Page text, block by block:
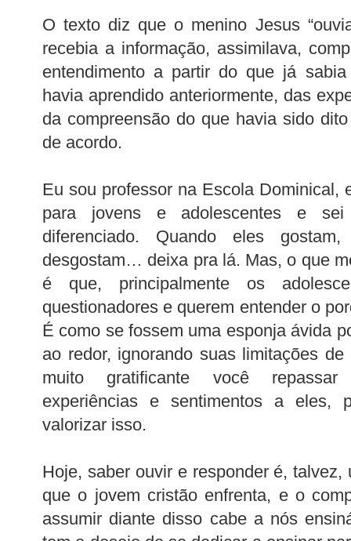
O texto diz que o menino Jesus
recebia a informação, assimilava,
entendimento a partir do que já
havia aprendido anteriormente, das
da compreensão do que havia sido
de acordo.
Eu sou professor na Escola Dominical,
para jovens e adolescentes e
diferenciado. Quando eles
desgostam… deixa pra lá. Mas, o que
é que, principalmente os
questionadores e querem entender o
É como se fossem uma esponja ávida
ao redor, ignorando suas limitações
muito gratificante você repassar
experiências e sentimentos a eles,
valorizar isso.
Hoje, saber ouvir e responder é,
que o jovem cristão enfrenta, e o
assumir diante disso cabe a nós